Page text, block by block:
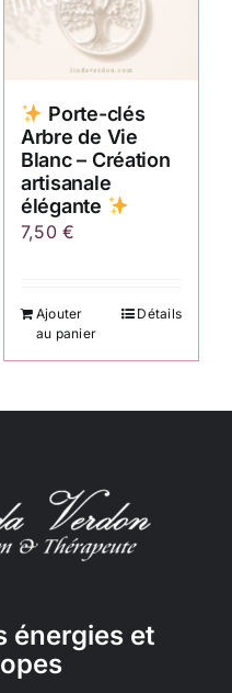
Porte-clés
Arbre de Vie
Blanc – Création
artisanale
élégante
7,50€
Ajouter
au panier
Détails
énergies et